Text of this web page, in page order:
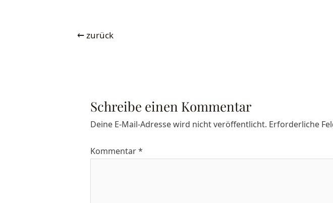
←zurück
Schreibe einen Kommentar
Deine E-Mail-Adresse wird nicht veröffentlicht. Erforderliche
Kommentar*